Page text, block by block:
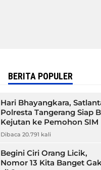
BERITA POPULER
Hari Bhayangkara,
Polresta Tangerang Siap
Kejutan ke Pemohon SIM
Dibaca 20.791 kali
Begini Ciri Orang Licik,
Nomor 13 Kita Banget